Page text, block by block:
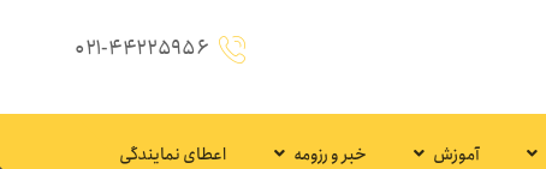
۰۲۱-۴۴۲۲۵۹۵۶
آموزش خبر و رزومه اعطای نمایندگی